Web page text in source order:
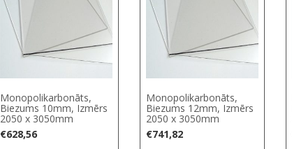
Monopolikarbonāts,
Biezums 10mm, Izmērs
2050 х 3050mm
€628,56
Monopolikarbonāts,
Biezums 12mm, Izmērs
2050 х 3050mm
€741,82